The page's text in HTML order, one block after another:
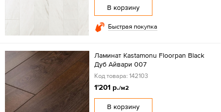
В корзину
Быстрая покупка
Ламинат Kastamonu Floorpan Black
Дуб Айвари 007
Код товара: 142103
1'201 р./м2
В корзину